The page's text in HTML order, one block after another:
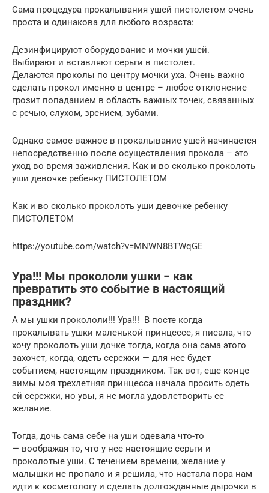
Сама процедура прокалывания ушей пистолетом очень
проста и одинакова для любого возраста:
Дезинфицируют оборудование и мочки ушей.
Выбирают и вставляют серьги в пистолет.
Делаются проколы по центру мочки уха. Очень важно
сделать прокол именно в центре – любое отклонение
грозит попаданием в область важных точек, связанных
с речью, слухом, зрением, зубами.
Однако самое важное в прокалывание ушей начинается
непосредственно после осуществления прокола – это
уход во время заживления. Как и во сколько проколоть
уши девочке ребенку ПИСТОЛЕТОМ
Как и во сколько проколоть уши девочке ребенку
ПИСТОЛЕТОМ
https://youtube.com/watch?v=MNWN8BTWqGE
Ура!!! Мы прокололи ушки − как
превратить это событие в настоящий
праздник?
А мы ушки прокололи!!! Ура!!! В посте когда
прокалывать ушки маленькой принцессе, я писала, что
хочу проколоть уши дочке тогда, когда она сама этого
захочет, когда, одеть сережки — для нее будет
событием, настоящим праздником. Так вот, еще конце
зимы моя трехлетняя принцесса начала просить одеть
ей сережки, но увы, я не могла удовлетворить ее
желание.
Тогда, дочь сама себе на уши одевала что-то
— воображая то, что у нее настоящие серьги и
проколотые уши. С течением времени, желание у
малышки не пропало и я решила, что настала пора нам
идти к косметологу и сделать долгожданные дырочки в